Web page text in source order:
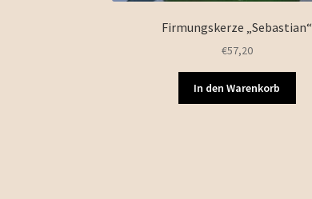
Firmungskerze „Sebastian“
€57,20
In den Warenkorb